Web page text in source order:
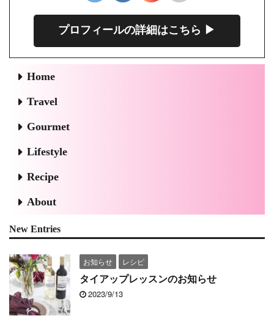
プロフィールの詳細はこちら ▶︎
Home
Travel
Gourmet
Lifestyle
Recipe
About
New Entries
お知らせ
レシピ
タイアップレッスンのお知らせ
2023/9/13